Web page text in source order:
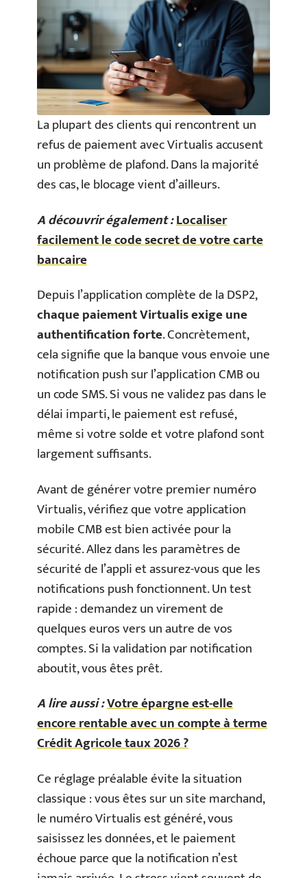
La plupart des clients qui rencontrent un
refus de paiement avec Virtualis accusent
un problème de plafond. Dans la majorité
des cas, le blocage vient d’ailleurs.
A découvrir également :Localiser
facilement le code secret de votre carte
bancaire
Depuis l’application complète de la DSP2,
chaque paiement Virtualis exige une
authentification forte. Concrètement,
cela signifie que la banque vous envoie une
notification push sur l’application CMB ou
un code SMS. Si vous ne validez pas dans le
délai imparti, le paiement est refusé,
même si votre solde et votre plafond sont
largement suffisants.
Avant de générer votre premier numéro
Virtualis, vérifiez que votre application
mobile CMB est bien activée pour la
sécurité. Allez dans les paramètres de
sécurité de l’appli et assurez-vous que les
notifications push fonctionnent. Un test
rapide : demandez un virement de
quelques euros vers un autre de vos
comptes. Si la validation par notification
aboutit, vous êtes prêt.
A lire aussi :Votre épargne est-elle
encore rentable avec un compte à terme
Crédit Agricole taux 2026 ?
Ce réglage préalable évite la situation
classique : vous êtes sur un site marchand,
le numéro Virtualis est généré, vous
saisissez les données, et le paiement
échoue parce que la notification n’est